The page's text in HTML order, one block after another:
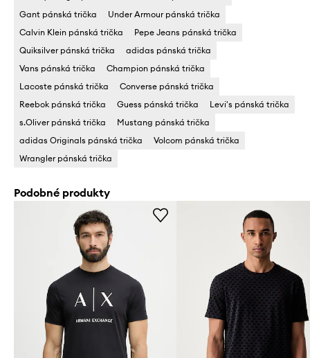
Gant pánská trička
Under Armour pánská trička
Calvin Klein pánská trička
Pepe Jeans pánská trička
Quiksilver pánská trička
adidas pánská trička
Vans pánská trička
Champion pánská trička
Lacoste pánská trička
Converse pánská trička
Reebok pánská trička
Guess pánská trička
Levi's pánská trička
s.Oliver pánská trička
Mustang pánská trička
adidas Originals pánská trička
Volcom pánská trička
Wrangler pánská trička
Podobné produkty